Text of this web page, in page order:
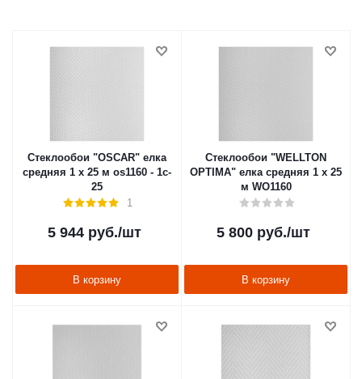
Стеклообои "OSCAR" елка
средняя 1 х 25 м os1160 - 1c-
25
1
5 944руб./шт
В корзину
Стеклообои "WELLTON
OPTIMA" елка средняя 1 х 25
м WO1160
5 800руб./шт
В корзину